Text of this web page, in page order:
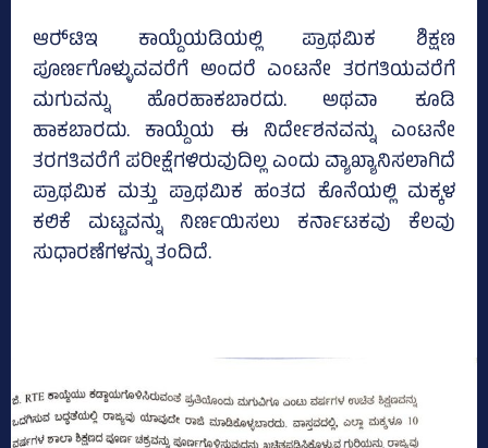
ಆರ್‍‌ಟಿಇ ಕಾಯ್ದೆಯಡಿಯಲ್ಲಿ ಪ್ರಾಥಮಿಕ ಶಿಕ್ಷಣ
ಪೂರ್ಣಗೊಳ್ಳುವವರೆಗೆ ಅಂದರೆ ಎಂಟನೇ ತರಗತಿಯವರೆಗೆ
ಮಗುವನ್ನು ಹೊರಹಾಕಬಾರದು. ಅಥವಾ ಕೂಡಿ
ಹಾಕಬಾರದು. ಕಾಯ್ದೆಯ ಈ ನಿರ್ದೇಶನವನ್ನು ಎಂಟನೇ
ತರಗತಿವರೆಗೆ ಪರೀಕ್ಷೆಗಳಿರುವುದಿಲ್ಲ ಎಂದು ವ್ಯಾಖ್ಯಾನಿಸಲಾಗಿದೆ
ಪ್ರಾಥಮಿಕ ಮತ್ತು ಪ್ರಾಥಮಿಕ ಹಂತದ ಕೊನೆಯಲ್ಲಿ ಮಕ್ಕಳ
ಕಲಿಕೆ ಮಟ್ಟವನ್ನು ನಿರ್ಣಯಿಸಲು ಕರ್ನಾಟಕವು ಕೆಲವು
ಸುಧಾರಣೆಗಳನ್ನು ತಂದಿದೆ.